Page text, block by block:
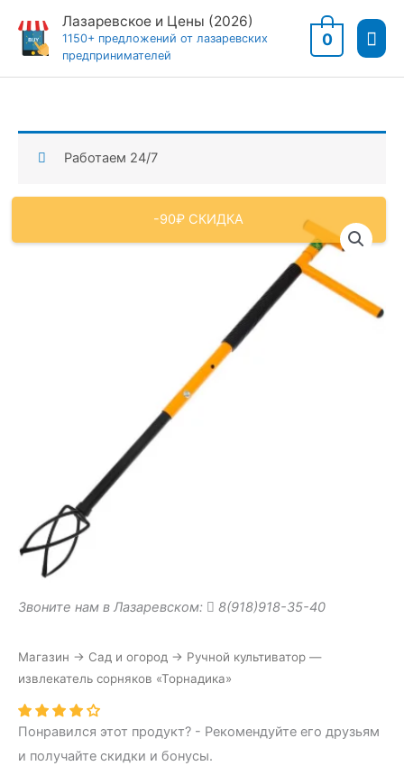
содержимому
Лазаревское и Цены (2026)
1150+ предложений от лазаревских
предпринимателей
0
Работаем 24/7
-90₽ СКИДКА
Звоните нам в Лазаревском: 8(918)918-35-40
Магазин → Сад и огород → Ручной культиватор —
извлекатель сорняков «Торнадика»
Понравился этот продукт? - Рекомендуйте его друзьям
и получайте скидки и бонусы.